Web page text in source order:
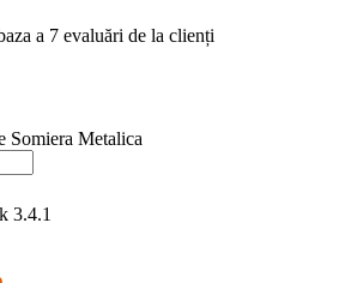
a 7 evaluări de la clienți
Somiera Metalica